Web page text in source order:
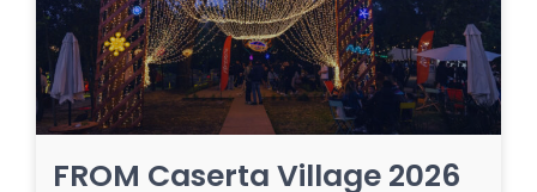
FROM Caserta Village 2026